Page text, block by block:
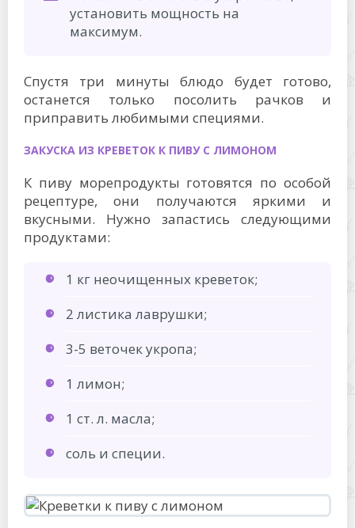
установить мощность на
максимум.
Спустя три минуты блюдо будет готово,
останется только посолить рачков и
приправить любимыми специями.
ЗАКУСКА ИЗ КРЕВЕТОК К ПИВУ С ЛИМОНОМ
К пиву морепродукты готовятся по особой
рецептуре, они получаются яркими и
вкусными. Нужно запастись следующими
продуктами:
1 кг неочищенных креветок;
2 листика лаврушки;
3-5 веточек укропа;
1 лимон;
1 ст. л. масла;
соль и специи.